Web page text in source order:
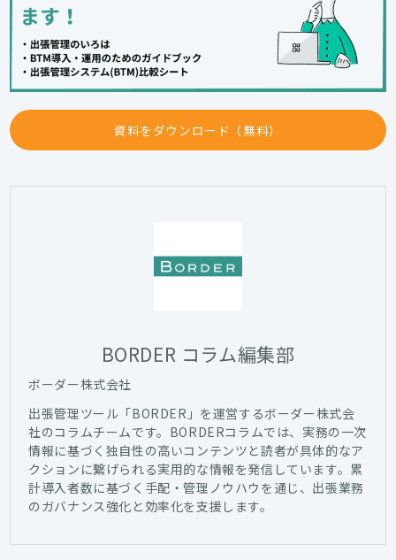
資料をダウンロード（無料）
BORDER コラム編集部
ボーダー株式会社
出張管理ツール「BORDER」を運営するボーダー株式会
社のコラムチームです。BORDERコラムでは、実務の一次
情報に基づく独自性の高いコンテンツと読者が具体的なア
クションに繋げられる実用的な情報を発信しています。累
計導入者数に基づく手配・管理ノウハウを通じ、出張業務
のガバナンス強化と効率化を支援します。